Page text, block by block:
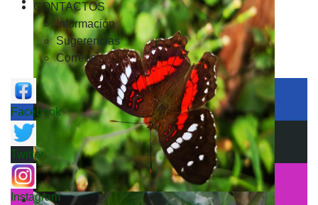
CONTACTOS
Información
Sugerencias
Correos
Facebook
Twitter
Instagram